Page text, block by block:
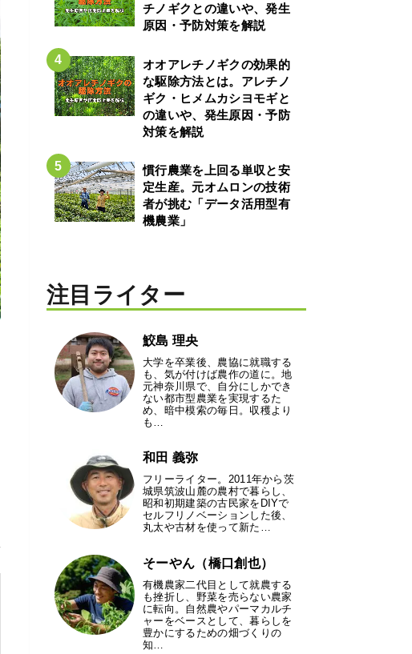
チノギクとの違いや、発生
原因・予防対策を解説
オオアレチノギクの効果的
な駆除方法とは。アレチノ
ギク・ヒメムカシヨモギと
の違いや、発生原因・予防
対策を解説
慣行農業を上回る単収と安
定生産。元オムロンの技術
者が挑む「データ活用型有
機農業」
注目ライター
鮫島 理央
大学を卒業後、農協に就職する
も、気が付けば農作の道に。地
元神奈川県で、自分にしかでき
ない都市型農業を実現するた
め、暗中模索の毎日。収穫より
も…
和田 義弥
フリーライター。2011年から茨
城県筑波山麓の農村で暮らし、
昭和初期建築の古民家をDIYで
セルフリノベーションした後、
丸太や古材を使って新た…
そーやん（橋口創也）
有機農家二代目として就農する
も挫折し、野菜を売らない農家
に転向。自然農やパーマカルチ
ャーをベースとして、暮らしを
豊かにするための畑づくりの
知…